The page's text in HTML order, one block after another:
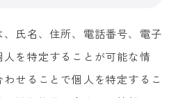
氏名、住所、電話番号、電子
を特定することが可能な情
せることで個人を特定するこ